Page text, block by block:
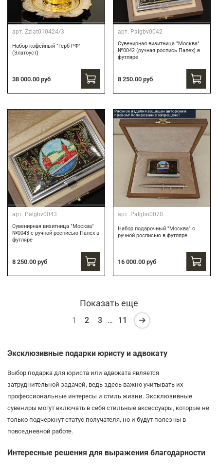
арт. Zzlat010424/3
Набор кофейный "Герб РФ"
(Златоуст)
38 000.00 руб
арт. Palgbv0042
Сувенирная визитница "Москва"
№0042 (ручная роспись Палех) в
футляре
8 250.00 руб
арт. Palgbv0043
Сувенирная визитница "Москва"
№0043 с ручной росписью Палех в
футляре
8 250.00 руб
Рисунок изделия защищен авторским
правом! Копирование запрещено!
арт. Palgbn0070
Набор подарочный "Москва" с
ручной росписью в футляре
16 000.00 руб
Показать еще
1 2 3 … 11
Эксклюзивные подарки юристу и адвокату
Выбор подарка для юриста или адвоката является
затруднительной задачей, ведь здесь важно учитывать их
профессиональные интересы и стиль жизни. Эксклюзивные
сувениры могут включать в себя стильные аксессуары, которые не
только подчеркнут статус получателя, но и будут полезны в
повседневной работе.
Интересные решения для выражения благодарности